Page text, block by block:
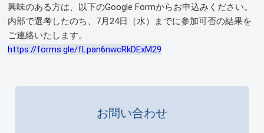
興味のある方は、以下のGoogle Formからお申込みください。
内部で選考したのち、7月24日（水）までに参加可否の結果を
ご連絡いたします。
https://forms.gle/fLpan6nwcRkDExM29
お問い合わせ